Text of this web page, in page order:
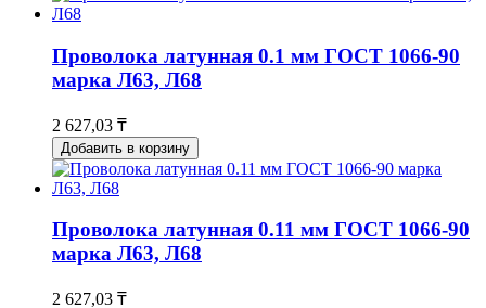
Проволока латунная 0.1 мм ГОСТ 1066-90
марка Л63, Л68
2 627,03 ₸
Добавить в корзину
Проволока латунная 0.11 мм ГОСТ 1066-90
марка Л63, Л68
2 627,03 ₸